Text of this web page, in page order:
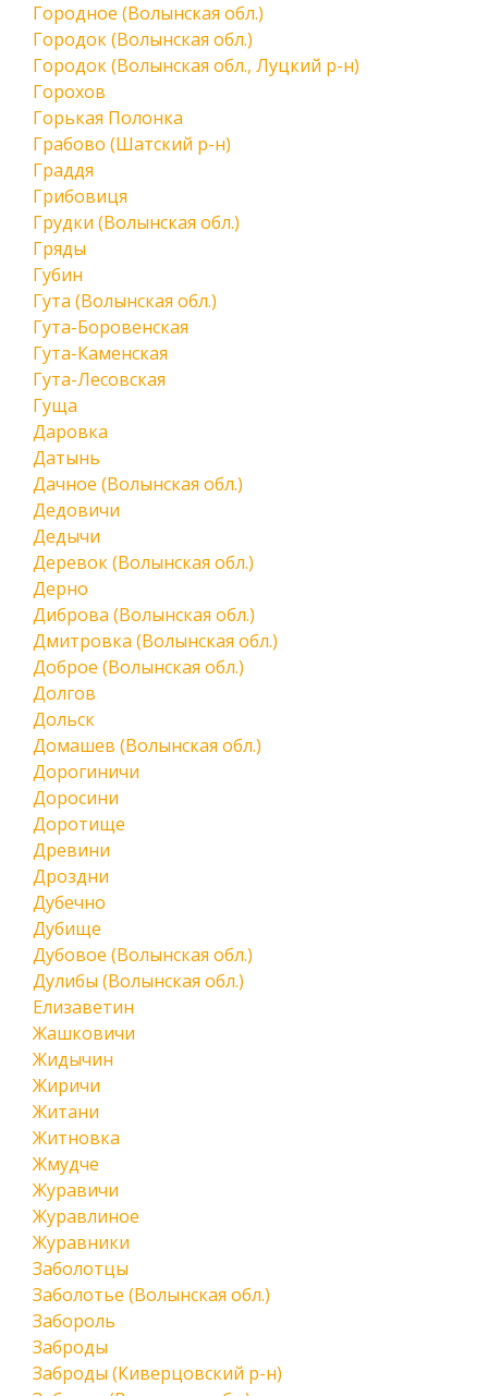
Городное (Волынская обл.)
Городок (Волынская обл.)
Городок (Волынская обл., Луцкий р-н)
Горохов
Горькая Полонка
Грабово (Шатский р-н)
Граддя
Грибовиця
Грудки (Волынская обл.)
Гряды
Губин
Гута (Волынская обл.)
Гута-Боровенская
Гута-Каменская
Гута-Лесовская
Гуща
Даровка
Датынь
Дачное (Волынская обл.)
Дедовичи
Дедычи
Деревок (Волынская обл.)
Дерно
Диброва (Волынская обл.)
Дмитровка (Волынская обл.)
Доброе (Волынская обл.)
Долгов
Дольск
Домашев (Волынская обл.)
Дорогиничи
Доросини
Доротище
Древини
Дроздни
Дубечно
Дубище
Дубовое (Волынская обл.)
Дулибы (Волынская обл.)
Елизаветин
Жашковичи
Жидычин
Жиричи
Житани
Житновка
Жмудче
Журавичи
Журавлиное
Журавники
Заболотцы
Заболотье (Волынская обл.)
Забороль
Заброды
Заброды (Киверцовский р-н)